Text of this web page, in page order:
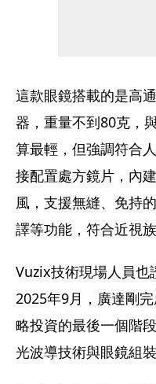
這款眼鏡搭載的是高
器，重量不到80克，
算最輕，但強調符合
接配置處方鏡片，內
風，支援無縫、免持
譯等功能，符合近視
Vuzix技術現場人員也
2025年9月，廣達剛
略投資的最後一個階
光波導技術與眼鏡組